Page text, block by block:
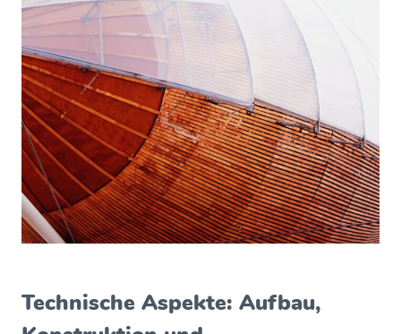
Technische Aspekte: Aufbau,